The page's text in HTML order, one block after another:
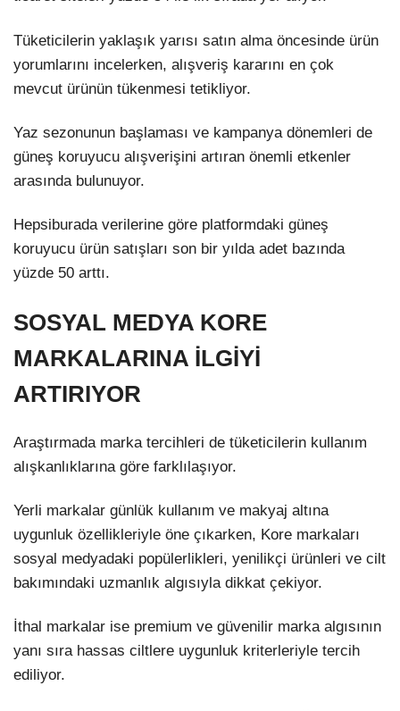
Tüketicilerin yaklaşık yarısı satın alma öncesinde ürün
yorumlarını incelerken, alışveriş kararını en çok
mevcut ürünün tükenmesi tetikliyor.
Yaz sezonunun başlaması ve kampanya dönemleri de
güneş koruyucu alışverişini artıran önemli etkenler
arasında bulunuyor.
Hepsiburada verilerine göre platformdaki güneş
koruyucu ürün satışları son bir yılda adet bazında
yüzde 50 arttı.
SOSYAL MEDYA KORE
MARKALARINA İLGİYİ
ARTIRIYOR
Araştırmada marka tercihleri de tüketicilerin kullanım
alışkanlıklarına göre farklılaşıyor.
Yerli markalar günlük kullanım ve makyaj altına
uygunluk özellikleriyle öne çıkarken, Kore markaları
sosyal medyadaki popülerlikleri, yenilikçi ürünleri ve cilt
bakımındaki uzmanlık algısıyla dikkat çekiyor.
İthal markalar ise premium ve güvenilir marka algısının
yanı sıra hassas ciltlere uygunluk kriterleriyle tercih
ediliyor.